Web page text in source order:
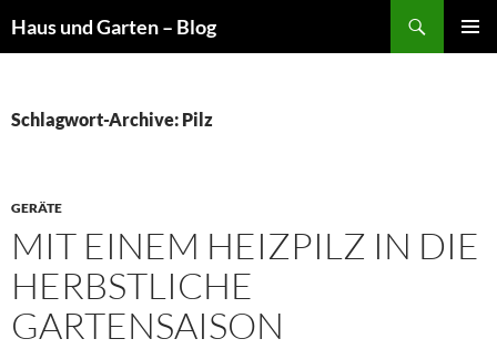
Haus und Garten – Blog
Schlagwort-Archive: Pilz
GERÄTE
MIT EINEM HEIZPILZ IN DIE
HERBSTLICHE
GARTENSAISON